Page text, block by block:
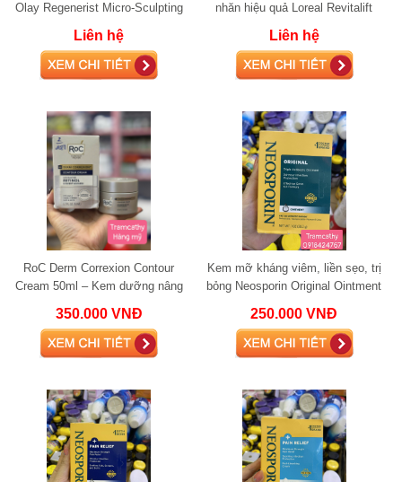
Olay Regenerist Micro-Sculpting
Cream 48g
Liên hệ
nhăn hiệu quả Loreal Revitalift
Derm Intensives 20ml
Liên hệ
RoC Derm Correxion Contour
Cream 50ml – Kem dưỡng nâng
nhăn vượt trộ
350.000 VNĐ
Kem mỡ kháng viêm, liền sẹo, trị
bỏng Neosporin Original Ointment
250.000 VNĐ